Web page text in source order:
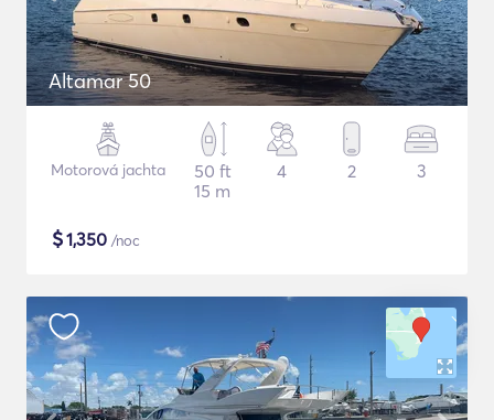
Altamar 50
Motorová jachta
50 ft
15 m
4 2 3
$1,350 /noc